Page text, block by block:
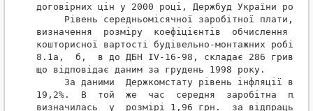
договірних цін у 2000 році, Держбуд України
Рівень середньомісячної заробітної плати,
визначення  розміру  коефіцієнтів  обчислення
кошторисної вартості будівельно-монтажних
8.1а,  б,  в до ДБН IV-16-98, складає 286
що відповідає даним за грудень 1998 року.
За даними  Держкомстату рівень інфляції в
19,2%.  В  той  же  час  середня  заробітна
визначилась  у  розмірі 1,96 грн.  за